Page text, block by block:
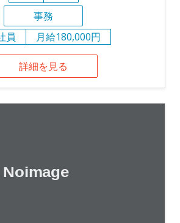
事務
員
月給180,000円
詳細を見る